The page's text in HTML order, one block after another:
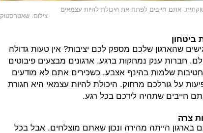
אתם חייבים לפתח את היכולת להיות עצמאים
צילום: שאטרסטוק
ביטחון
שהארגון שלכם מספק לכם יציבות? אין טעות גדולה
חברות ענק נמחקות ברגע. ארגונים מבצעים פיבוטים
חטיבות שלמות בהינף אצבע. כשכירים אתם לא מודעים
על גורלכם מרחוק. היכולת להיות עצמאי היא חגורת
חייבים שתהיה לידכם בכל רגע.
צרה
בארגון הייתה מהירה ונכון שאתם מוצלחים. אבל בכל